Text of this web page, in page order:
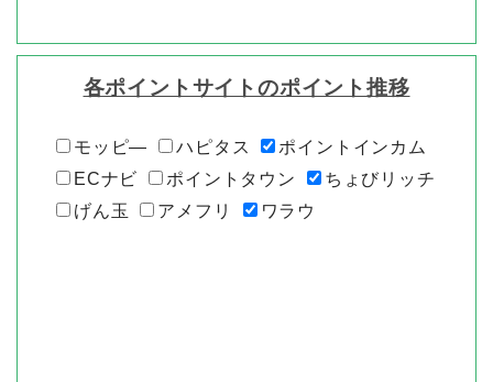
各ポイントサイトのポイント推移
モッピ― ハピタス
ポイントインカム
ECナビ
ポイントタウン
ちょびリッチ
げん玉
アメフリ ワラウ